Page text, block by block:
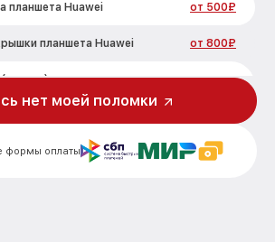
планшета Huawei от 500₽
планшета Huawei от 800₽
планшета
планшета Huawei от 500₽
формы оплаты
нет моей поломки